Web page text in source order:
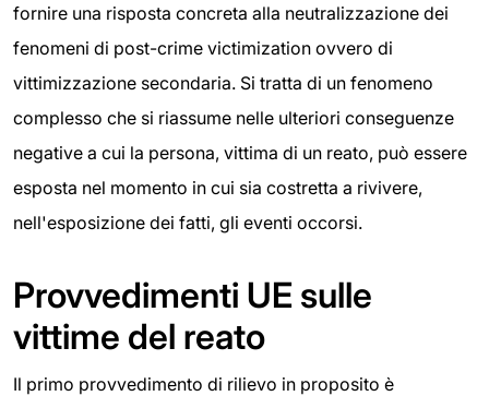
fornire una risposta concreta alla neutralizzazione dei
fenomeni di post-crime victimization ovvero di
vittimizzazione secondaria. Si tratta di un fenomeno
complesso che si riassume nelle ulteriori conseguenze
negative a cui la persona, vittima di un reato, può essere
esposta nel momento in cui sia costretta a rivivere,
nell'esposizione dei fatti, gli eventi occorsi.
Provvedimenti UE sulle
vittime del reato
Il primo provvedimento di rilievo in proposito è